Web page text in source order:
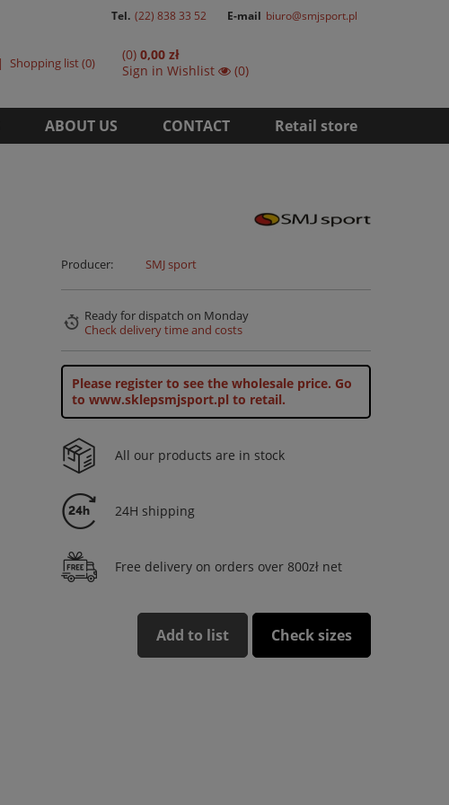
Tel. (22) 838 33 52 E-mail biuro@smjsport.pl
Shopping list 0 (0) 0,00 zł
Sign in Wishlist (0)
ABOUT US CONTACT Retail store
Producer: SMJ sport
Ready for dispatch on Monday
Check delivery time and costs
Please register to see the wholesale price. Go
to www.sklepsmjsport.pl to retail.
All our products are in stock
24H shipping
Free delivery on orders over 800zł net
Add to list Check sizes